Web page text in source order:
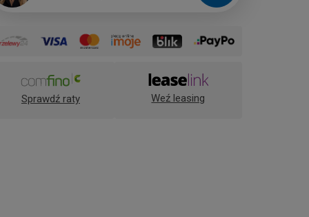
Sprawdź raty Weź leasing